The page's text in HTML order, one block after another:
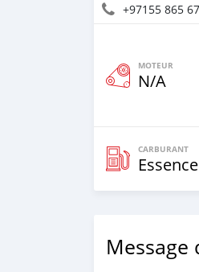
+97155 865
MOTEUR
N/A
CARBURANT
Essence
Message